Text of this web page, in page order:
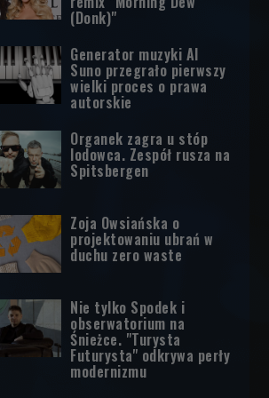
(Donk)"
Generator muzyki AI
Suno przegrało pierwszy
wielki proces o prawa
autorskie
Organek zagra u stóp
lodowca. Zespół rusza na
Spitsbergen
Zoja Owsiańska o
projektowaniu ubrań w
duchu zero waste
Nie tylko Spodek i
obserwatorium na
Śnieżce. "Turysta
Futurysta" odkrywa perły
modernizmu